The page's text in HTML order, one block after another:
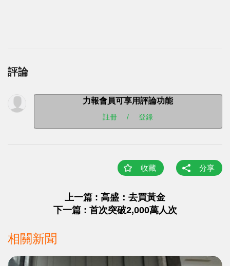
評論
力報會員可享用評論功能
註冊 / 登錄
收藏 分享
上一篇 : 高盛：去買黃金
下一篇 : 首次突破2,000萬人次
相關新聞